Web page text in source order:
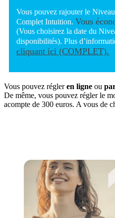
Vous pouvez rajouter le
Complet Intuition. Vous
(Vous choisirez la date du
disponibilités). Plus
cliquant ici (COMPLET).
Vous pouvez régleren ligne ou
De même, vous pouvez régler le
acompte de 300 euros. A vous de